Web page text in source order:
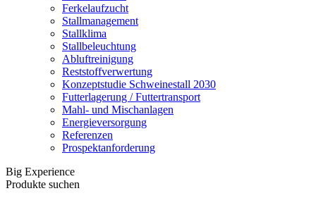
Ferkelaufzucht
Stallmanagement
Stallklima
Stallbeleuchtung
Abluftreinigung
Reststoffverwertung
Konzeptstudie Schweinestall 2030
Futterlagerung / Futtertransport
Mahl- und Mischanlagen
Energieversorgung
Referenzen
Prospektanforderung
Big Experience
Produkte suchen